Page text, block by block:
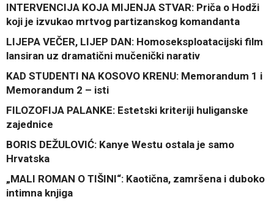
INTERVENCIJA KOJA MIJENJA STVAR: Priča o Hodži
koji je izvukao mrtvog partizanskog komandanta
LIJEPA VEČER, LIJEP DAN: Homoseksploatacijski film
lansiran uz dramatični mučenički narativ
KAD STUDENTI NA KOSOVO KRENU: Memorandum 1 i
Memorandum 2 – isti
FILOZOFIJA PALANKE: Estetski kriteriji huliganske
zajednice
BORIS DEŽULOVIĆ: Kanye Westu ostala je samo
Hrvatska
„MALI ROMAN O TIŠINI“: Kaotična, zamršena i duboko
intimna knjiga